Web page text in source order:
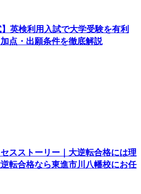
】英検利用入試で大学受験を有利
点・出願条件を徹底解説
スストーリー｜大逆転合格には理
転合格なら東進市川八幡校にお任